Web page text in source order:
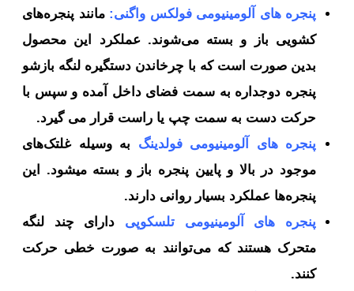
پنجره های آلومینیومی فولکس واگنی: مانند پنجره‌های
کشویی باز و بسته می‌شوند. عملکرد این محصول
بدین صورت است که با چرخاندن دستگیره لنگه بازشو
پنجره دوجداره به سمت فضای داخل آمده و سپس با
حرکت دست به سمت چپ یا راست قرار می گیرد.
پنجره های آلومینیومی فولدینگ به وسیله غلتک‌های
موجود در بالا و پایین پنجره باز و بسته میشود. این
پنجره‌ها عملکرد بسیار روانی دارند.
پنجره های آلومینیومی تلسکوپی دارای چند لنگه
متحرک هستند که می‌توانند به صورت خطی حرکت
کنند.